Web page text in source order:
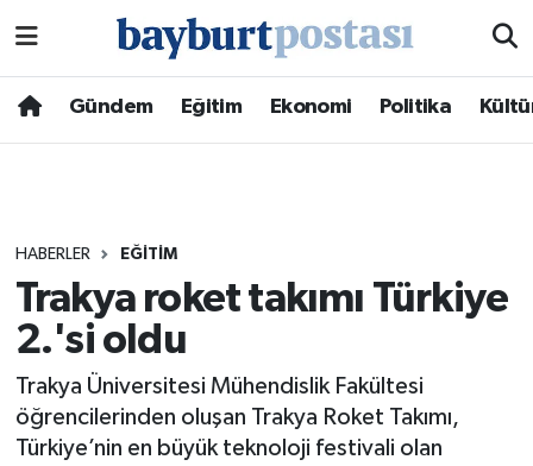
Gündem Eğitim Ekonomi Politika
HABERLER EĞITIM
Trakya roket takımı Türkiye
2.'si oldu
Trakya Üniversitesi Mühendislik Fakültesi
öğrencilerinden oluşan Trakya Roket Takımı,
Türkiye’nin en büyük teknoloji festivali olan
Hava Durumu
Süper Lig Puan Durumu ve Fikstür
Tüm Manşetler
Son Dakika Haberleri